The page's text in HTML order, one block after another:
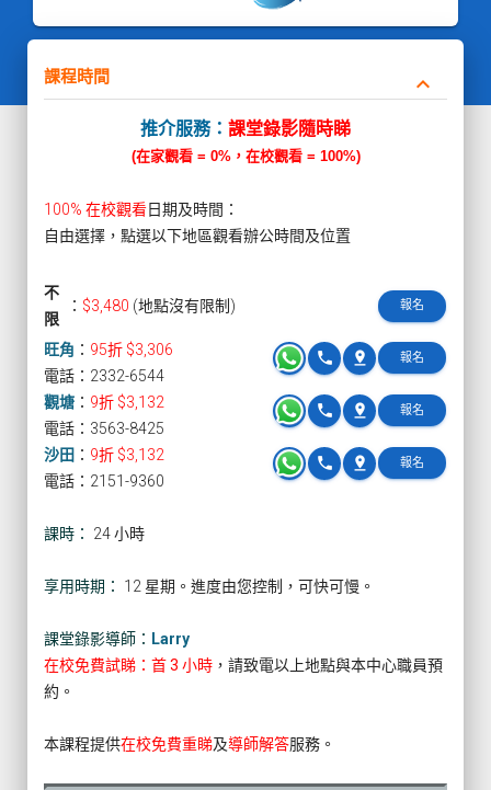
課程時間 keyboard_arrow_down
推介服務： 課堂錄影隨時睇
(在家觀看 = 0%，在校觀看 = 100%)
100% 在校觀看日期及時間：
自由選擇，點選以下地區觀看辦公時間及位置
不
限
： $3,480 (地點沒有限制) 報名
旺角 ： 95折 $3,306 報名
pin_drop
phone
電話：2332-6544
觀塘 ： 9折 $3,132 報名
pin_drop
phone
電話：3563-8425
沙田 ： 9折 $3,132 報名
pin_drop
phone
電話：2151-9360
課時： 24 小時
享用時期： 12 星期。進度由您控制，可快可慢。
課堂錄影導師： Larry
在校免費試睇：首 3 小時 ，請致電以上地點與本中心職員預
約。
本課程提供在校免費重睇及導師解答服務。